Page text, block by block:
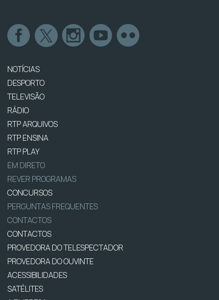
NOTÍCIAS
DESPORTO
TELEVISÃO
RÁDIO
RTP ARQUIVOS
RTP ENSINA
RTP PLAY
EM DIRETO
REVER PROGRAMAS
CONCURSOS
PERGUNTAS FREQUENTES
CONTACTOS
CONTACTOS
PROVEDORA DO TELESPECTADOR
PROVEDORA DO OUVINTE
ACESSIBILIDADES
SATÉLITES